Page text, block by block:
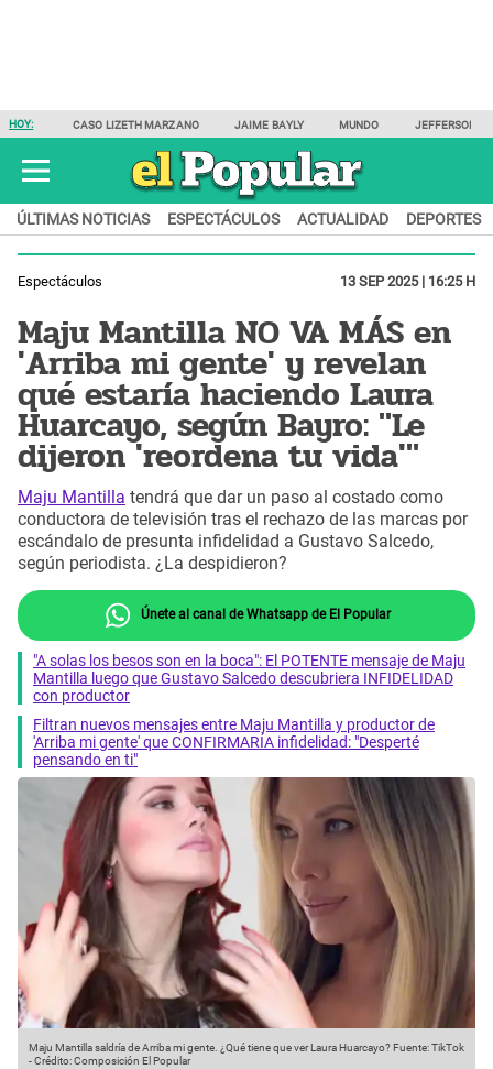
HOY: CASO LIZETH MARZANO JAIME BAYLY MUNDO JEFFERSON
ÚLTIMAS NOTICIAS ESPECTÁCULOS ACTUALIDAD DEPORTES
Espectáculos 13 SEP 2025 | 16:25 H
Maju Mantilla NO VA MÁS en
'Arriba mi gente' y revelan
qué estaría haciendo Laura
Huarcayo, según Bayro: "Le
dijeron 'reordena tu vida'"
Maju Mantilla tendrá que dar un paso al costado como
conductora de televisión tras el rechazo de las marcas por
escándalo de presunta infidelidad a Gustavo Salcedo,
según periodista. ¿La despidieron?
Únete al canal de Whatsapp de El Popular
"A solas los besos son en la boca": El POTENTE mensaje de Maju
Mantilla luego que Gustavo Salcedo descubriera INFIDELIDAD
con productor
Filtran nuevos mensajes entre Maju Mantilla y productor de
'Arriba mi gente' que CONFIRMARÍA infidelidad: "Desperté
pensando en ti"
Maju Mantilla saldría de Arriba mi gente. ¿Qué tiene que ver Laura Huarcayo?Fuente: TikTok
-Crédito: Composición El Popular